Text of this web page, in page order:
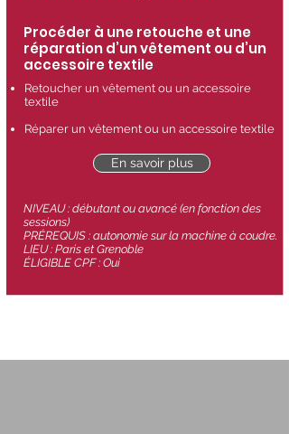
Procéder à une retouche et une
réparation d’un vêtement ou d’un
accessoire textile
Retoucher un vêtement ou un accessoire
textile
Réparer un vêtement ou un accessoire textile
En savoir plus
NIVEAU : débutant ou avancé (en fonction des
sessions)
PRÉREQUIS : autonomie sur la machine à coudre.
LIEU : Paris et Grenoble
ÉLIGIBLE CPF : Oui